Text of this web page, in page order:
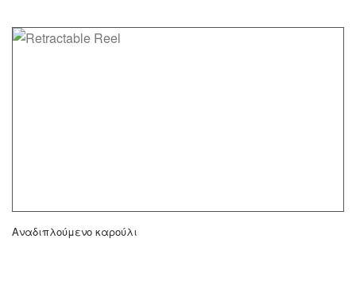
Αναδιπλούμενο καρούλι